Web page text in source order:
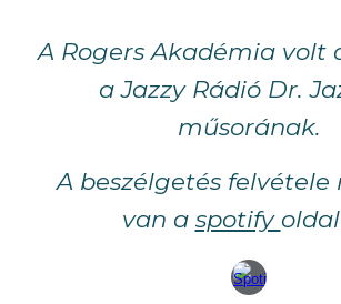
A Rogers Akadémia volt
a Jazzy Rádió Dr.
műsorának.
A beszélgetés
van a spotify